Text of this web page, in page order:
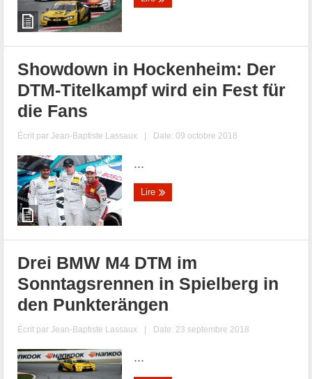
Showdown in Hockenheim: Der
DTM-Titelkampf wird ein Fest für
die Fans
Écrit parJean-Baptiste Lassaux | Date: 09 octobre 2018
...
Lire
Drei BMW M4 DTM im
Sonntagsrennen in Spielberg in
den Punkterängen
Écrit parJean-Baptiste Lassaux | Date: 23 septembre 2018
...